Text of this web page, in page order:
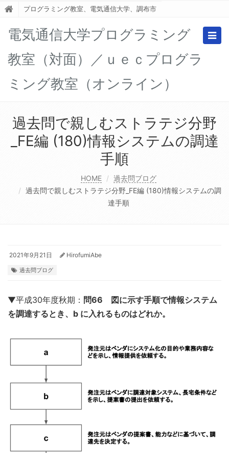
プログラミング教室、電気通信大学、調布市
電気通信大学プログラミング
教室（対面）／ｕｅｃプログラ
ミング教室（オンライン）
過去問で親しむストラテジ分野
_FE編 (180)情報システムの調達
手順
HOME
過去問ブログ
過去問で親しむストラテジ分野_FE編 (180)情報システムの調
達手順
2021年9月21日 HirofumiAbe
過去問ブログ
▼平成30年度秋期： 問66 図に示す手順で情報システム
を調達するとき、b に入れるものはどれか。